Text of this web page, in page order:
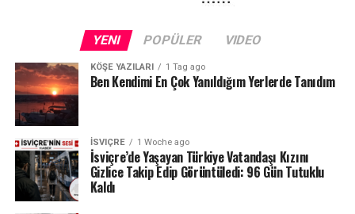
Kuraklığın etkileri yalnızca Schaffhausen ile sınırlı değil.
des Brenets de son derece düşük su seviyeleriyle karşı
karşıya.
24 Temmuz ölçümlerinde göl seviyesi denizden 742,13
metre, çıkıştaki su debisi ise yalnızca saniyede 1,2
metreküp olarak kaydedildi. Su seviyesinin düşmesi
nedeniyle göldeki tekne seferleri de durduruldu.
Lac des Brenets daha önce de uzun kuraklık
dönemlerinde benzer sorunlar yaşamış, özellikle 2022
YENI POPÜLER VIDEO
KÖŞE YAZILARI 1 Tag ago
Ben Kendimi En Çok Yanıldığım Yerlerde Tanıdım
İSVIÇRE 1 Woche ago
İsviçre’de Yaşayan Türkiye Vatandaşı Kızını
Gizlice Takip Edip Görüntüledi: 96 Gün Tutuklu
Kaldı